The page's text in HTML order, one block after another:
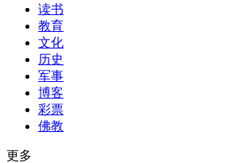
读书
教育
文化
历史
军事
博客
彩票
佛教
更多